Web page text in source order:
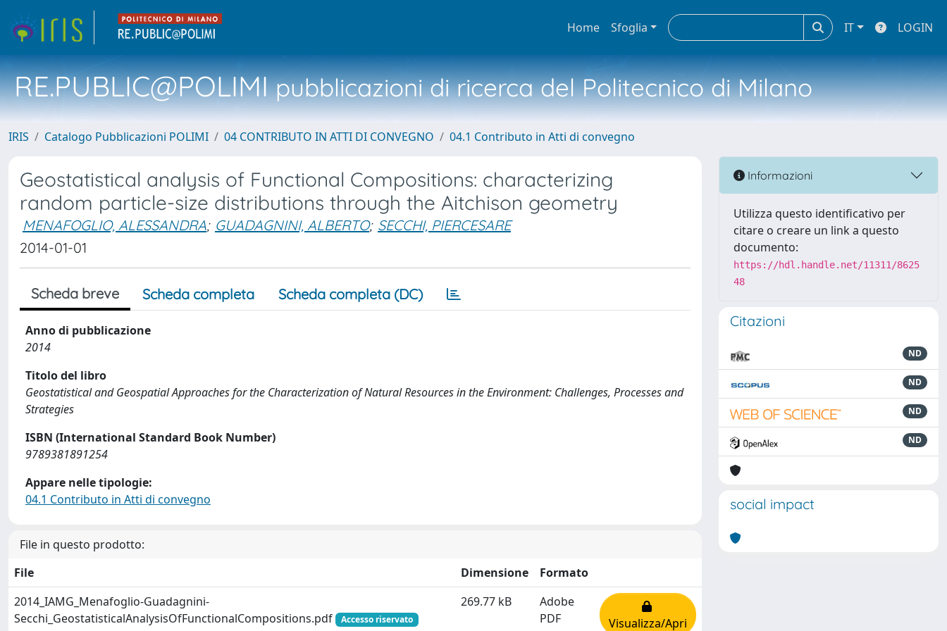
Home Sfoglia IT LOGIN
RE.PUBLIC@POLIMIpubblicazioni di ricerca del Politecnico di Milano
IRIS Catalogo Pubblicazioni POLIMI 04 CONTRIBUTO IN ATTI DI CONVEGNO 04.1 Contributo in Atti di convegno
Geostatistical analysis of Functional Compositions: characterizing
random particle-size distributions through the Aitchison geometry
MENAFOGLIO, ALESSANDRA; GUADAGNINI, ALBERTO; SECCHI, PIERCESARE
2014-01-01
Scheda breve Scheda completa Scheda completa (DC)
Anno di pubblicazione
2014
Titolo del libro
Geostatistical and Geospatial Approaches for the Characterization of Natural Resources in the Environment: Challenges, Processes and
Strategies
ISBN (International Standard Book Number)
9789381891254
Appare nelle tipologie:
04.1 Contributo in Atti di convegno
File in questo prodotto:
File
Dimensione
Formato
2014_IAMG_Menafoglio-Guadagnini-
Secchi_GeostatisticalAnalysisOfFunctionalCompositions.pdf
Accesso riservato
269.77 kB
Adobe
PDF
Visualizza/Apri
Informazioni
Utilizza questo identificativo per
citare o creare un link a questo
documento:
https://hdl.handle.net/11311/8625
48
Citazioni
ND
ND
ND
ND
social impact